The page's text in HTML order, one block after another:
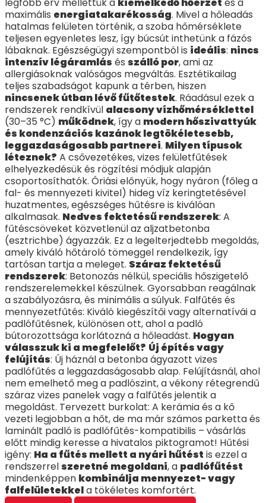
maximális energiatakarékosság. Mivel a hőleadás
hatalmas felületen történik, a szoba hőmérséklete
teljesen egyenletes lesz, így búcsút inthetünk a fázós
lábaknak. Egészségügyi szempontból is ideális: nincs
intenzív légáramlás és szálló por, ami az
allergiásoknak valóságos megváltás. Esztétikailag
teljes szabadságot kapunk a térben, hiszen
nincsenek útban lévő fűtőtestek. Ráadásul ezek a
rendszerek rendkívül alacsony vízhőmérséklettel
(30–35 °C) működnek, így a modern hőszivattyúk
és kondenzációs kazánok legtökéletesebb,
leggazdaságosabb partnerei. Milyen típusok
léteznek? A csővezetékes, vizes felületfűtések
elhelyezkedésük és rögzítési módjuk alapján
csoportosíthatók. Óriási előnyük, hogy nyáron (főleg a
fal- és mennyezeti kivitel) hideg víz keringtetésével
huzatmentes, egészséges hűtésre is kiválóan
alkalmasak. Nedves fektetésű rendszerek: A
fűtéscsöveket közvetlenül az aljzatbetonba
(esztrichbe) ágyazzák. Ez a legelterjedtebb megoldás,
amely kiváló hőtároló tömeggel rendelkezik, így
tartósan tartja a meleget. Száraz fektetésű
rendszerek: Betonozás nélkül, speciális hőszigetelő
rendszerelemekkel készülnek. Gyorsabban reagálnak
a szabályozásra, és minimális a súlyuk. Falfűtés és
mennyezetfűtés: Kiváló kiegészítői vagy alternatívái a
padlófűtésnek, különösen ott, ahol a padló
bútorozottsága korlátozná a hőleadást. Hogyan
válasszuk ki a megfelelőt? Új építés vagy
felújítás: Új háznál a betonba ágyazott vizes
padlófűtés a leggazdaságosabb alap. Felújításnál, ahol
nem emelhető meg a padlószint, a vékony rétegrendű
száraz vizes panelek vagy a falfűtés jelentik a
megoldást. Tervezett burkolat: A kerámia és a kő
vezeti legjobban a hőt, de ma már számos parketta és
laminált padló is padlófűtés-kompatibilis – vásárlás
előtt mindig keresse a hivatalos piktogramot! Hűtési
igény: Ha a fűtés mellett a nyári hűtést is ezzel a
rendszerrelszeretné megoldani, a padlófűtést
mindenképpen kombinálja mennyezet- vagy
falfelületekkela tökéletes komfortért.